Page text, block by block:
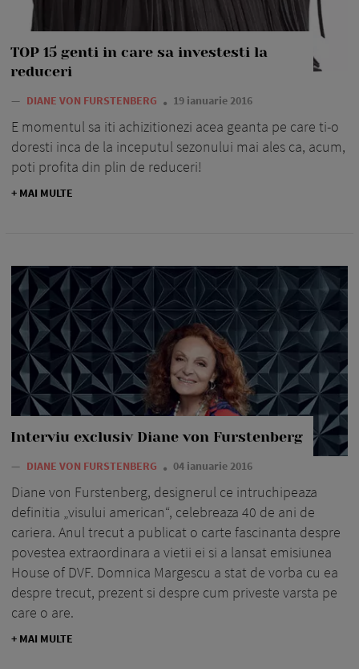
TOP 15 genti in care sa investesti la
reduceri
— DIANE VON FURSTENBERG 19 ianuarie 2016
E momentul sa iti achizitionezi acea geanta pe care ti-o
doresti inca de la inceputul sezonului mai ales ca, acum,
poti profita din plin de reduceri!
+ MAI MULTE
Interviu exclusiv Diane von Furstenberg
— DIANE VON FURSTENBERG 04 ianuarie 2016
Diane von Furstenberg, designerul ce intruchipeaza
definitia „visului american“, celebreaza 40 de ani de
cariera. Anul trecut a publicat o carte fascinanta despre
povestea extraordinara a vietii ei si a lansat emisiunea
House of DVF. Domnica Margescu a stat de vorba cu ea
despre trecut, prezent si despre cum priveste varsta pe
care o are.
+ MAI MULTE